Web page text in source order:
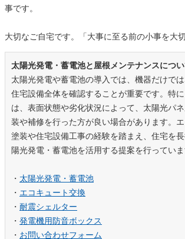
事です。
大切なご自宅です。「大事に至る前の小事を大
太陽光発電・蓄電池と屋根メンテナンスにつ
太陽光発電や蓄電池の導入では、機器だけで
住宅設備全体を確認することが重要です。特
は、表面状態や劣化状況によって、太陽光パ
装や補修を行った方が良い場合があります。
塗装や住宅設備工事の経験を踏まえ、住宅を
陽光発電・蓄電池を活用する提案を行っていま
・ 太陽光発電・蓄電池
・ エコキュート交換
・ 耐震シェルター
・ 発電機用防音ボックス
・ お問い合わせフォーム